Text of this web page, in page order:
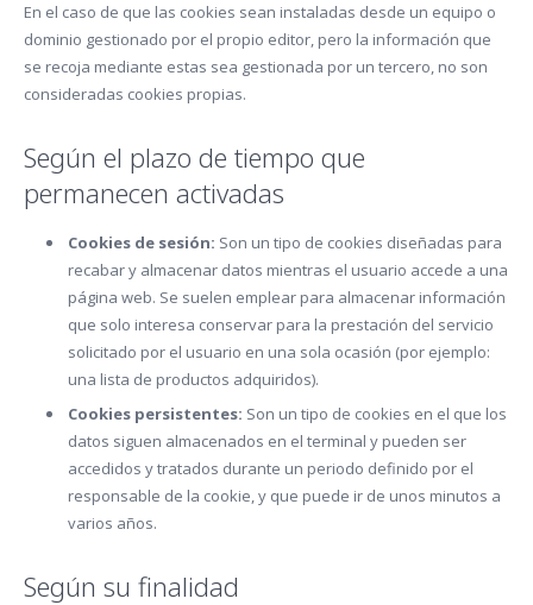
En el caso de que las cookies sean instaladas desde un equipo o
dominio gestionado por el propio editor, pero la información que
se recoja mediante estas sea gestionada por un tercero, no son
consideradas cookies propias.
Según el plazo de tiempo que
permanecen activadas
Cookies de sesión: Son un tipo de cookies diseñadas para
recabar y almacenar datos mientras el usuario accede a una
página web. Se suelen emplear para almacenar información
que solo interesa conservar para la prestación del servicio
solicitado por el usuario en una sola ocasión (por ejemplo:
una lista de productos adquiridos).
Cookies persistentes: Son un tipo de cookies en el que los
datos siguen almacenados en el terminal y pueden ser
accedidos y tratados durante un periodo definido por el
responsable de la cookie, y que puede ir de unos minutos a
varios años.
Según su finalidad